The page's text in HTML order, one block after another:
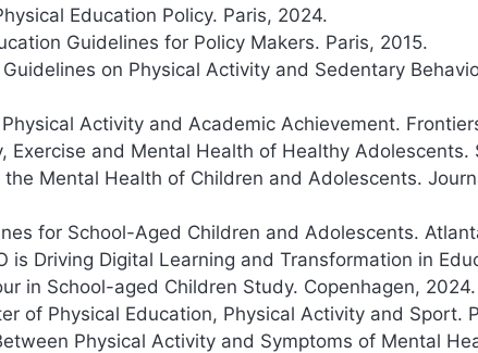
Education Policy. Paris, 2024.
Guidelines for Policy Makers. Paris, 2015.
on Physical Activity and Sedentary
Activity and Academic Achievement.
Exercise and Mental Health of Healthy
Mental Health of Children and Adolescents.
for School-Aged Children and Adolescents.
is Driving Digital Learning and Transformation in
in School-aged Children Study. Copenhagen, 2024.
of Physical Education, Physical Activity and Sport.
Physical Activity and Symptoms of Mental